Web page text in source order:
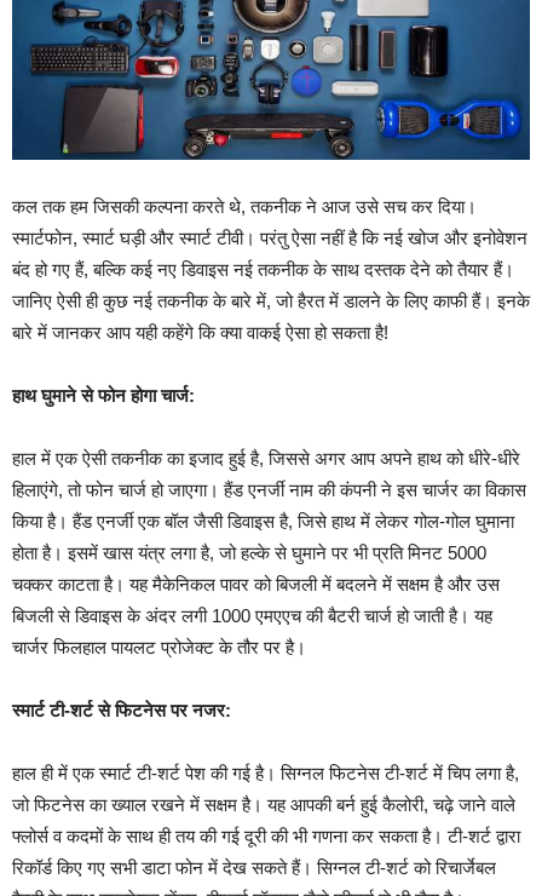
कल तक हम जिसकी कल्पना करते थे, तकनीक ने आज उसे सच कर दिया।
स्मार्टफोन, स्मार्ट घड़ी और स्मार्ट टीवी। परंतु ऐसा नहीं है कि नई खोज और इनोवेशन
बंद हो गए हैं, बल्कि कई नए डिवाइस नई तकनीक के साथ दस्तक देने को तैयार हैं।
जानिए ऐसी ही कुछ नई तकनीक के बारे में, जो हैरत में डालने के लिए काफी हैं। इनके
बारे में जानकर आप यही कहेंगे कि क्या वाकई ऐसा हो सकता है!
हाथ घुमाने से फोन होगा चार्ज:
हाल में एक ऐसी तकनीक का इजाद हुई है, जिससे अगर आप अपने हाथ को धीरे-धीरे
हिलाएंगे, तो फोन चार्ज हो जाएगा। हैंड एनर्जी नाम की कंपनी ने इस चार्जर का विकास
किया है। हैंड एनर्जी एक बॉल जैसी डिवाइस है, जिसे हाथ में लेकर गोल-गोल घुमाना
होता है। इसमें खास यंत्र लगा है, जो हल्के से घुमाने पर भी प्रति मिनट 5000
चक्कर काटता है। यह मैकेनिकल पावर को बिजली में बदलने में सक्षम है और उस
बिजली से डिवाइस के अंदर लगी 1000 एमएएच की बैटरी चार्ज हो जाती है। यह
चार्जर फिलहाल पायलट प्रोजेक्ट के तौर पर है।
स्मार्ट टी-शर्ट से फिटनेस पर नजर:
हाल ही में एक स्मार्ट टी-शर्ट पेश की गई है। सिग्नल फिटनेस टी-शर्ट में चिप लगा है,
जो फिटनेस का ख्याल रखने में सक्षम है। यह आपकी बर्न हुई कैलोरी, चढ़े जाने वाले
फ्लोर्स व कदमों के साथ ही तय की गई दूरी की भी गणना कर सकता है। टी-शर्ट द्वारा
रिकॉर्ड किए गए सभी डाटा फोन में देख सकते हैं। सिग्नल टी-शर्ट को रिचार्जेबल